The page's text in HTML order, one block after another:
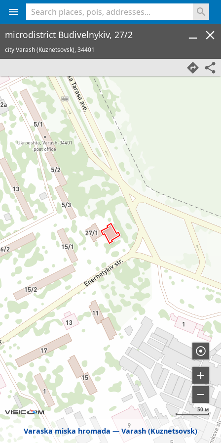
Varaska miska hromada Varash (Kuznetsovsk)
50 м
microdistrict Budivelnykiv, 27/2
city Varash (Kuznetsovsk),34401
<% console.log(hcard) %>